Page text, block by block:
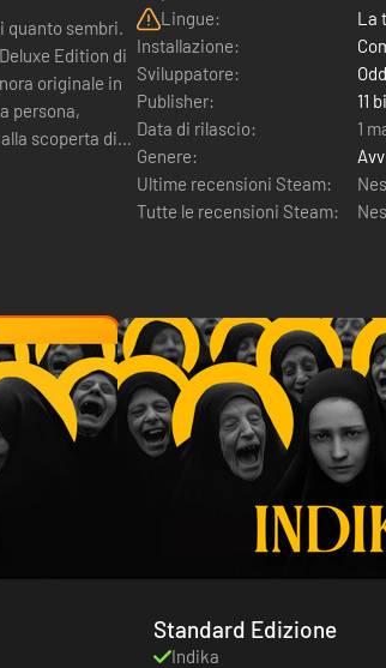
quanto sembri.
Edition di
originale in
persona,
scoperta di
Lingue:
La
Installazione:
Sviluppatore:
Publisher:
11
Data di rilascio:
1
Genere:
Ultime recensioni Steam:
Tutte le recensioni Steam:
Standard Edizione
Indika